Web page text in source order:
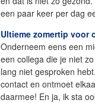
een paar keer per dag
Ultieme zomertip voor
Onderneem eens een
een collega die je niet
lang niet gesproken
contact en ontmoet
daarmee! En ja, ik sta